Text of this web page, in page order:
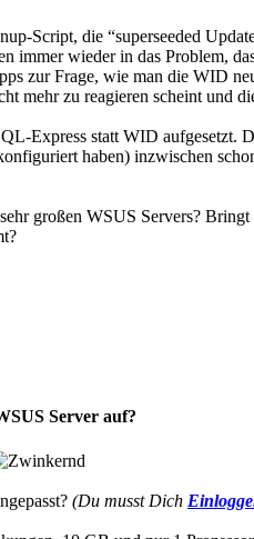
Script, die “superseeded
immer wieder in das Problem,
zur Frage, wie man die WID
mehr zu reagieren scheint und
Express statt WID
haben) inzwischen
großen WSUS Servers?
Server auf?
(Du musst Dich